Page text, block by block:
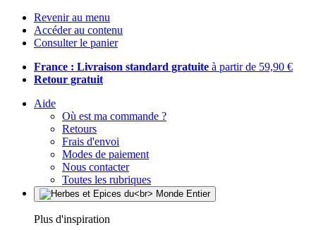
Revenir au menu
Accéder au contenu
Consulter le panier
France : Livraison standard gratuite à partir de 59,90 €
Retour gratuit
Aide
Où est ma commande ?
Retours
Frais d'envoi
Modes de paiement
Nous contacter
Toutes les rubriques
Plus d'inspiration